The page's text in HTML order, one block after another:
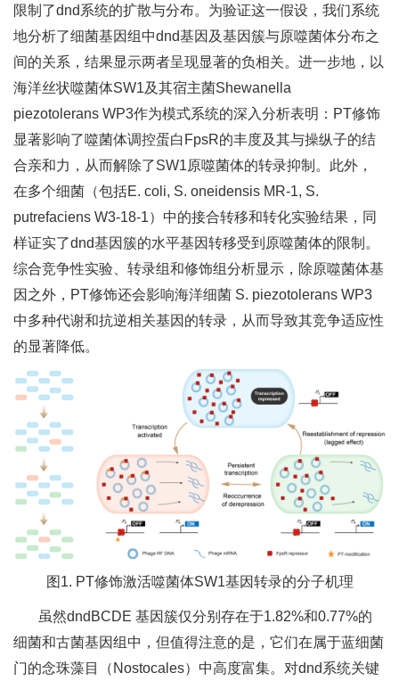
限制了dnd系统的扩散与分布。为验证这一假设，我们系统
地分析了细菌基因组中dnd基因及基因簇与原噬菌体分布之
间的关系，结果显示两者呈现显著的负相关。进一步地，以
海洋丝状噬菌体SW1及其宿主菌Shewanella
piezotolerans WP3作为模式系统的深入分析表明：PT修饰
显著影响了噬菌体调控蛋白FpsR的丰度及其与操纵子的结
合亲和力，从而解除了SW1原噬菌体的转录抑制。此外，
在多个细菌（包括E. coli, S. oneidensis MR-1, S.
putrefaciens W3-18-1）中的接合转移和转化实验结果，同
样证实了dnd基因簇的水平基因转移受到原噬菌体的限制。
综合竞争性实验、转录组和修饰组分析显示，除原噬菌体基
因之外，PT修饰还会影响海洋细菌 S. piezotolerans WP3
中多种代谢和抗逆相关基因的转录，从而导致其竞争适应性
的显著降低。
图1. PT修饰激活噬菌体SW1基因转录的分子机理
虽然dndBCDE 基因簇仅分别存在于1.82%和0.77%的
细菌和古菌基因组中，但值得注意的是，它们在属于蓝细菌
门的念珠藻目（Nostocales）中高度富集。对dnd系统关键